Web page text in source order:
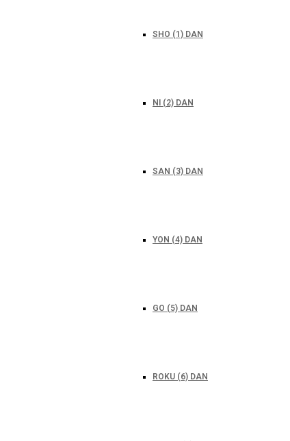
SHO (1) DAN
NI (2) DAN
SAN (3) DAN
YON (4) DAN
GO (5) DAN
ROKU (6) DAN